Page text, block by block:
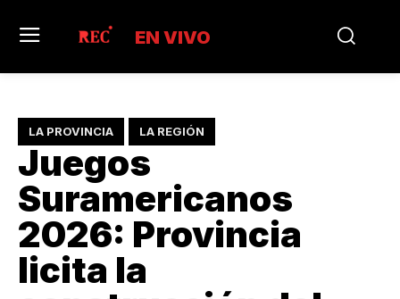
EN VIVO
LA PROVINCIA LA REGIÓN
Juegos
Suramericanos
2026: Provincia
licita la